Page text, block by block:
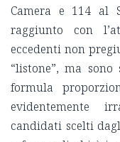
Camera e 114 al
raggiunto con
eccedenti non
“listone”, ma
formula
evidentemente
candidati scelti